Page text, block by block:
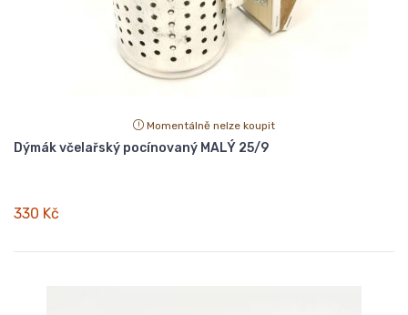
Momentálně nelze koupit
Dýmák včelařský pocínovaný MALÝ 25/9
330 Kč